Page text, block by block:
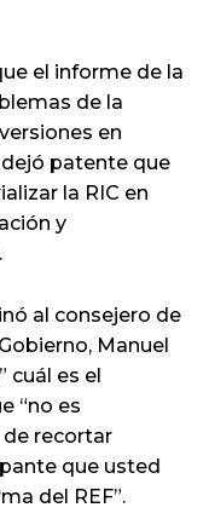
el informe de la
de la
en
dejó patente que
la RIC en
y
al consejero de
Manuel
cuál es el
“no es
recortar
que usted
del REF”.